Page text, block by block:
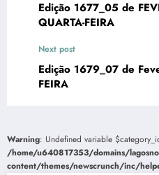
Edição 1677_05 de
QUARTA-FEIRA
Next post
Edição 1679_07 de
FEIRA
Warning: Undefined variable
/home/u640817353/domains/
content/themes/newscrunch/inc/